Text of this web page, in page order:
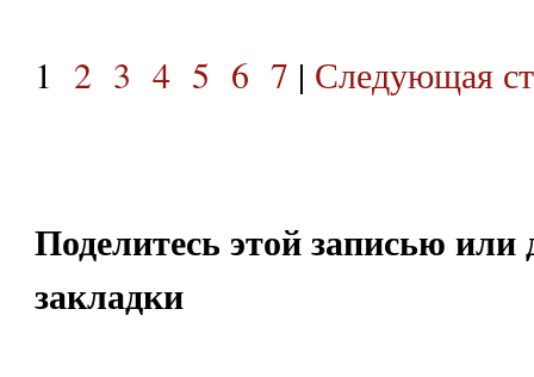
1 2 3 4 5 6 7 | Следующая
Поделитесь этой записью или
закладки